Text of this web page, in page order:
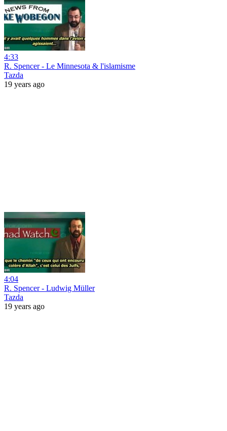
4:33
R. Spencer - Le Minnesota & l'islamisme
Tazda
19 years ago
4:04
R. Spencer - Ludwig Müller
Tazda
19 years ago